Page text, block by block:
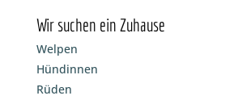
Wir suchen ein Zuhause
Welpen
Hündinnen
Rüden